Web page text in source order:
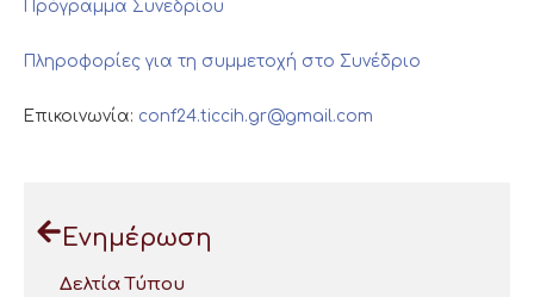
Πρόγραμμα Συνεδρίου
Πληροφορίες για τη συμμετοχή στο Συνέδριο
Επικοινωνία: conf24.ticcih.gr@gmail.com
Ενημέρωση
Δελτία Τύπου